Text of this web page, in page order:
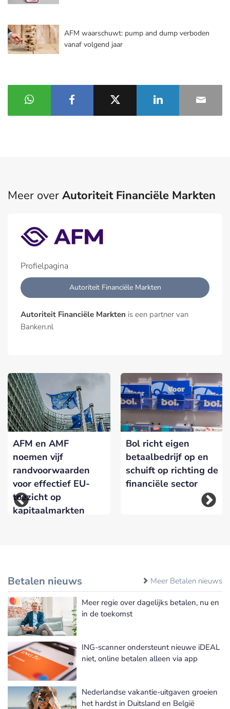
AFM waarschuwt: pump and dump verboden
vanaf volgend jaar
Meer over Autoriteit Financiële Markten
Profielpagina
Autoriteit Financiële Markten
Autoriteit Financiële Markten is een partner van
Banken.nl
AFM en AMF
noemen vijf
randvoorwaarden
voor effectief EU-
toezicht op
kapitaalmarkten
Bol richt eigen
betaalbedrijf op en
schuift op richting de
financiële sector
Betalen nieuws Meer Betalen nieuws
Meer regie over dagelijks betalen, nu en
in de toekomst
ING-scanner ondersteunt nieuwe iDEAL
niet, online betalen alleen via app
Nederlandse vakantie-uitgaven groeien
het hardst in Duitsland en België